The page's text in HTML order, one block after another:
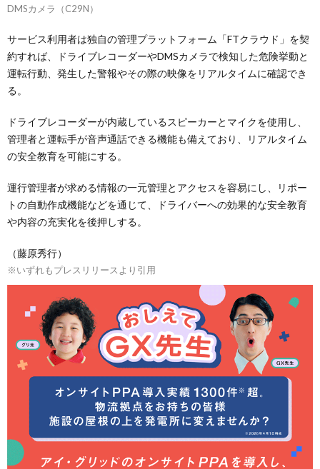
DMSカメラ（C29N）
サービス利用者は独自の管理プラットフォーム「FTクラウド」を契
約すれば、ドライブレコーダーやDMSカメラで検知した危険挙動と
運転行動、発生した警報やその際の映像をリアルタイムに確認でき
る。
ドライブレコーダーが内蔵しているスピーカーとマイクを使用し、
管理者と運転手が音声通話できる機能も備えており、リアルタイム
の安全教育を可能にする。
運行管理者が求める情報の一元管理とアクセスを容易にし、リポー
トの自動作成機能などを通じて、ドライバーへの効果的な安全教育
や内容の充実化を後押しする。
（藤原秀行）
※いずれもプレスリリースより引用